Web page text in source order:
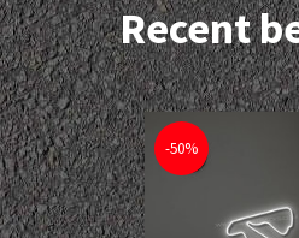
Recent
-50%